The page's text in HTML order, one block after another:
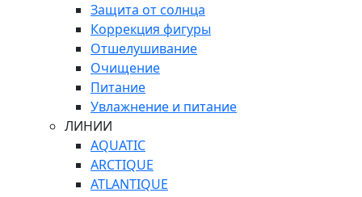
Защита от солнца
Коррекция фигуры
Отшелушивание
Очищение
Питание
Увлажнение и питание
ЛИНИИ
AQUATIC
ARCTIQUE
ATLANTIQUE